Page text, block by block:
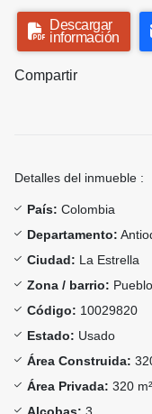
Descargar
información
Compartir
Detalles del inmueble :
País: Colombia
Departamento:
Ciudad: La Estrella
Zona / barrio:
Código: 10029820
Estado: Usado
Área Construida:
Área Privada: 320 m²